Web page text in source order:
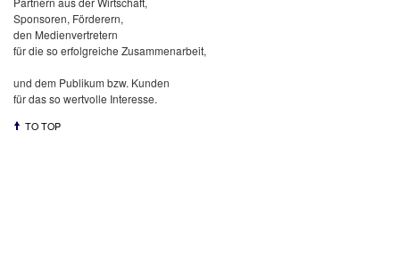
Sponsoren, Förderern,
den Medienvertretern
für die so erfolgreiche Zusammenarbeit,
und dem Publikum bzw. Kunden
für das so wertvolle Interesse.
TO TOP